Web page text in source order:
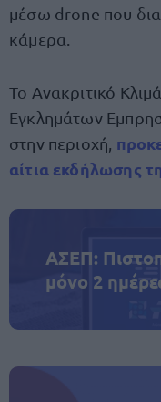
μέσω drone που
κάμερα.
Το Ανακριτικό
Εγκλημάτων
στην περιοχή,
αίτια εκδήλωσης
ΑΣΕΠ:
μόνο 2